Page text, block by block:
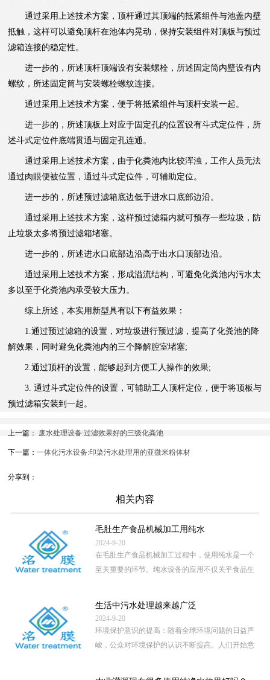
通过采用上述技术方案，顶杆通过其顶端的抵紧组件与池盖内壁
抵触，这样可以避免顶杆在池体内晃动，保持安装组件对顶板与预过
滤箱连接的稳定性。
进一步的，所述顶杆顶端设有安装螺栓，所述固定筒内壁设有内
螺纹，所述固定筒与安装螺栓螺纹连接。
通过采用上述技术方案，便于将抵紧组件与顶杆安装一起。
进一步的，所述顶板上对应于固定孔的位置设有斗式定位件，所
述斗式定位件底端贯通与固定孔连通。
通过采用上述技术方案，由于化粪池内比较浑浊，工作人员无法
通过肉眼便被位置，通过斗式定位件，可辅助定位。
进一步的，所述预过滤箱底边低于进水口底部边沿。
通过采用上述技术方案，这样预过滤箱内就可预存一些垃圾，防
止垃圾太多将预过滤箱堵塞。
进一步的，所述进水口底部边沿高于出水口顶部边沿。
通过采用上述技术方案，形成溢流结构，可避免化粪池内污水太
多以至于化粪池内承受较大压力。
综上所述，本实用新型具有以下有益效果：
1.通过预过滤箱的设置，对垃圾进行预过滤，提高了化粪池的降
解效果，同时避免化粪池内的三个降解腔室堵塞;
2.通过顶杆的设置，能够起到方便工人操作的效果;
3. 通过斗式定位件的设置，可辅助工人顶杆定位，便于将顶板与
预过滤箱安装到一起。
上一篇： 废水处理设备:过滤效果好的三级化粪池
下一篇：一体化污水设备:印染污水处理用的亚微米粉体材
分享到：
相关内容
毛肚生产食品机械加工用纯水
2024-9-20
在毛肚生产食品机械加工过程中，使用纯水是一个
至关重要的环节。纯水设备的应用不仅关乎食品生
生活中污水处理越来越广泛
2024-9-20
环境保护意识的提高：随着全球环境问题的日益严
峻，公众对环境保护的认识不断提高。人们开始意